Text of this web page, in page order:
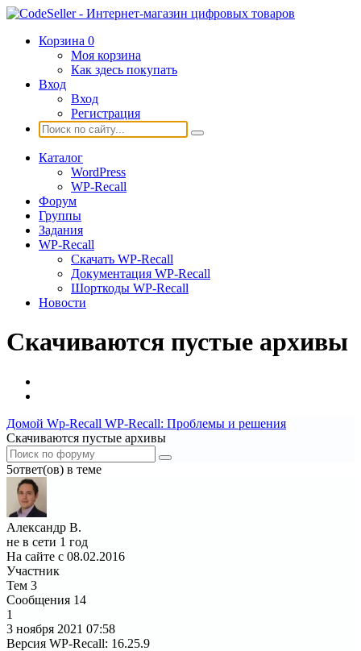
Корзина 0
Моя корзина
Как здесь покупать
Вход
Вход
Регистрация
Каталог
WordPress
WP-Recall
Форум
Группы
Задания
WP-Recall
Скачать WP-Recall
Документация WP-Recall
Шорткоды WP-Recall
Новости
Скачиваются пустые архивы
Домой Wp-Recall WP-Recall: Проблемы и решения
Скачиваются пустые архивы
5ответ(ов) в теме
Александр В.
не в сети 1 год
На сайте с 08.02.2016
Участник
Тем 3
Сообщения 14
1
3 ноября 2021 07:58
Версия WP-Recall: 16.25.9